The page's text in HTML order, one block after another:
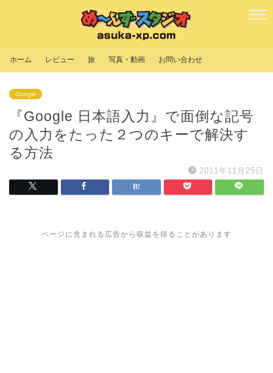
ホーム レビュー 旅 写真・動画 お問い合わせ
Google
『Google 日本語入力』で面倒な記号
の入力をたった２つのキーで解決す
る方法
2011年11月25日
ページに含まれる広告から収益を得ることがあります